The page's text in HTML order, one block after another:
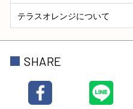
テラスオレンジについて
SHARE